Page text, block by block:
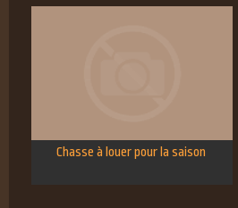
Chasse à louer pour la saison